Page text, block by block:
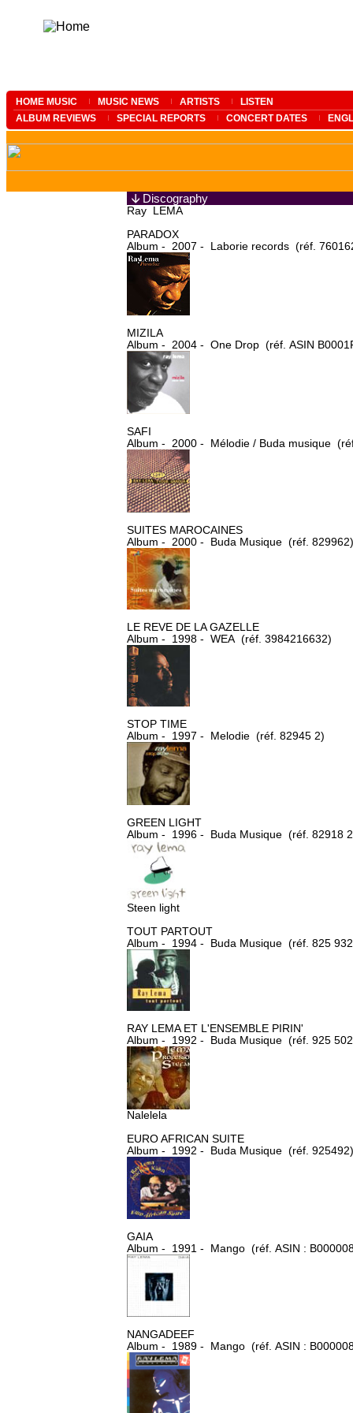
HOME MUSIC MUSIC NEWS ARTISTS
LISTEN
ALBUM REVIEWS
SPECIAL REPORTS CONCERT DATES
Discography
Ray LEMA
PARADOX
Album - 2007 - Laborie records (réf.
MIZILA
Album - 2004 - One Drop (réf. ASIN
SAFI
Album - 2000 - Mélodie / Buda musique
SUITES MAROCAINES
Album - 2000 - Buda Musique (réf. 829962)
LE REVE DE LA GAZELLE
Album - 1998 - WEA (réf. 3984216632)
STOP TIME
Album - 1997 - Melodie (réf. 82945 2)
GREEN LIGHT
Album - 1996 - Buda Musique (réf. 82918
Steen light
TOUT PARTOUT
Album - 1994 - Buda Musique (réf. 825
RAY LEMA ET L'ENSEMBLE PIRIN'
Album - 1992 - Buda Musique (réf. 925
Nalelela
EURO AFRICAN SUITE
Album - 1992 - Buda Musique (réf. 925492)
GAIA
Album - 1991 - Mango (réf. ASIN :
NANGADEEF
Album - 1989 - Mango (réf. ASIN :